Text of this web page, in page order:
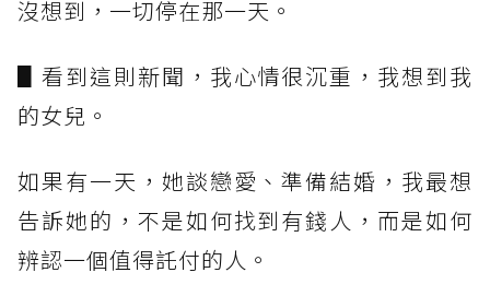
沒想到，一切停在那一天。
▋看到這則新聞，我心情很沉重，我想到我
的女兒。
如果有一天，她談戀愛、準備結婚，我最想
告訴她的，不是如何找到有錢人，而是如何
辨認一個值得託付的人。